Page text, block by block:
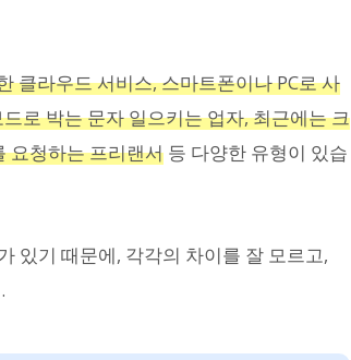
클라우드 서비스, 스마트폰이나 PC로 사
로 박는 문자 일으키는 업자, 최근에는 크
요청하는 프리랜서 등 다양한 유형이 있습
있기 때문에, 각각의 차이를 잘 모르고,